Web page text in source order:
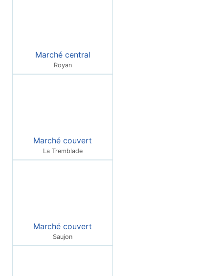
Marché central
Royan
Marché couvert
La Tremblade
Marché couvert
Saujon